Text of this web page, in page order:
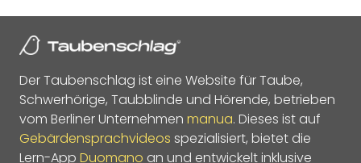
Der Taubenschlag ist eine Website für Taube,
Schwerhörige, Taubblinde und Hörende, betrieben
vom Berliner Unternehmen manua. Dieses ist auf
Gebärdensprachvideos spezialisiert, bietet die
Lern-App Duomano an und entwickelt inklusive